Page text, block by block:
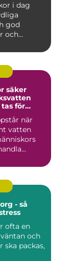
i dag
god
och
för
när
vatten
- så
ofta en
och
ska packas,